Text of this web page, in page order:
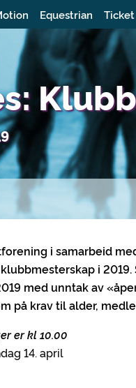
Equestrian
i samarbeid
i
med unntak av
på krav til alder,
er kl 10.00
14. april